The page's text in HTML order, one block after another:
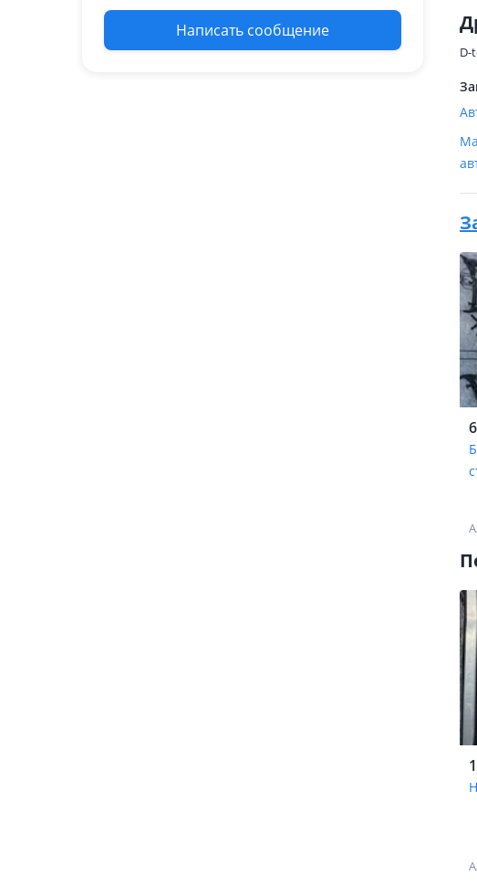
Toyota Highlander
2010 - 2013 2 поколение
рестайлинг (U4)
Написать сообщение
D-